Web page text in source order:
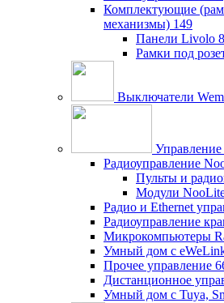
Комплектующие
механизмы) 149
Панели Livolo
Рамки под
Выключатели
Управление
Радиоуправление
Пульты и
Модули
Радио и Ethernet
Радиоуправление
Микрокомпьютеры
Умный дом c
Прочее управление
Дистанционное
Умный дом с Tuya,